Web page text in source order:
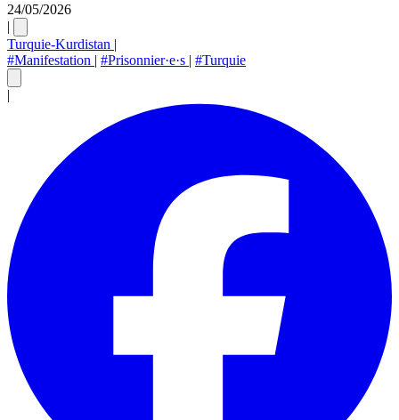
24/05/2026
|
Turquie-Kurdistan |
#Manifestation | #Prisonnier·e·s | #Turquie
|